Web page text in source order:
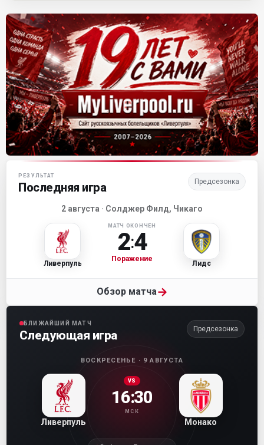
Матч-центр «Ливерпуля»
РЕЗУЛЬТАТ
Последняя игра Предсезонка
2 августа · Солджер Филд, Чикаго
Ливерпуль
МАТЧ ОКОНЧЕН
2:4
Поражение
Лидс
Обзор матча→
БЛИЖАЙШИЙ МАТЧ
Следующая игра Предсезонка
ВОСКРЕСЕНЬЕ · 9 АВГУСТА
Ливерпуль
VS
16:30
МСК
Монако